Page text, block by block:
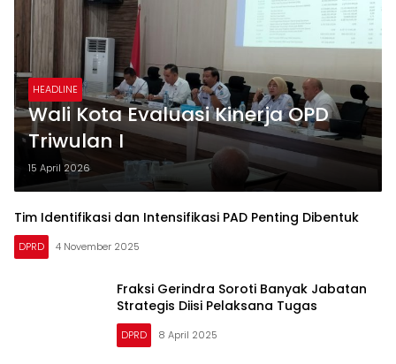
HEADLINE
Wali Kota Evaluasi Kinerja OPD
Triwulan I
15 April 2026
Tim Identifikasi dan Intensifikasi PAD Penting Dibentuk
DPRD 4 November 2025
Fraksi Gerindra Soroti Banyak Jabatan
Strategis Diisi Pelaksana Tugas
DPRD 8 April 2025